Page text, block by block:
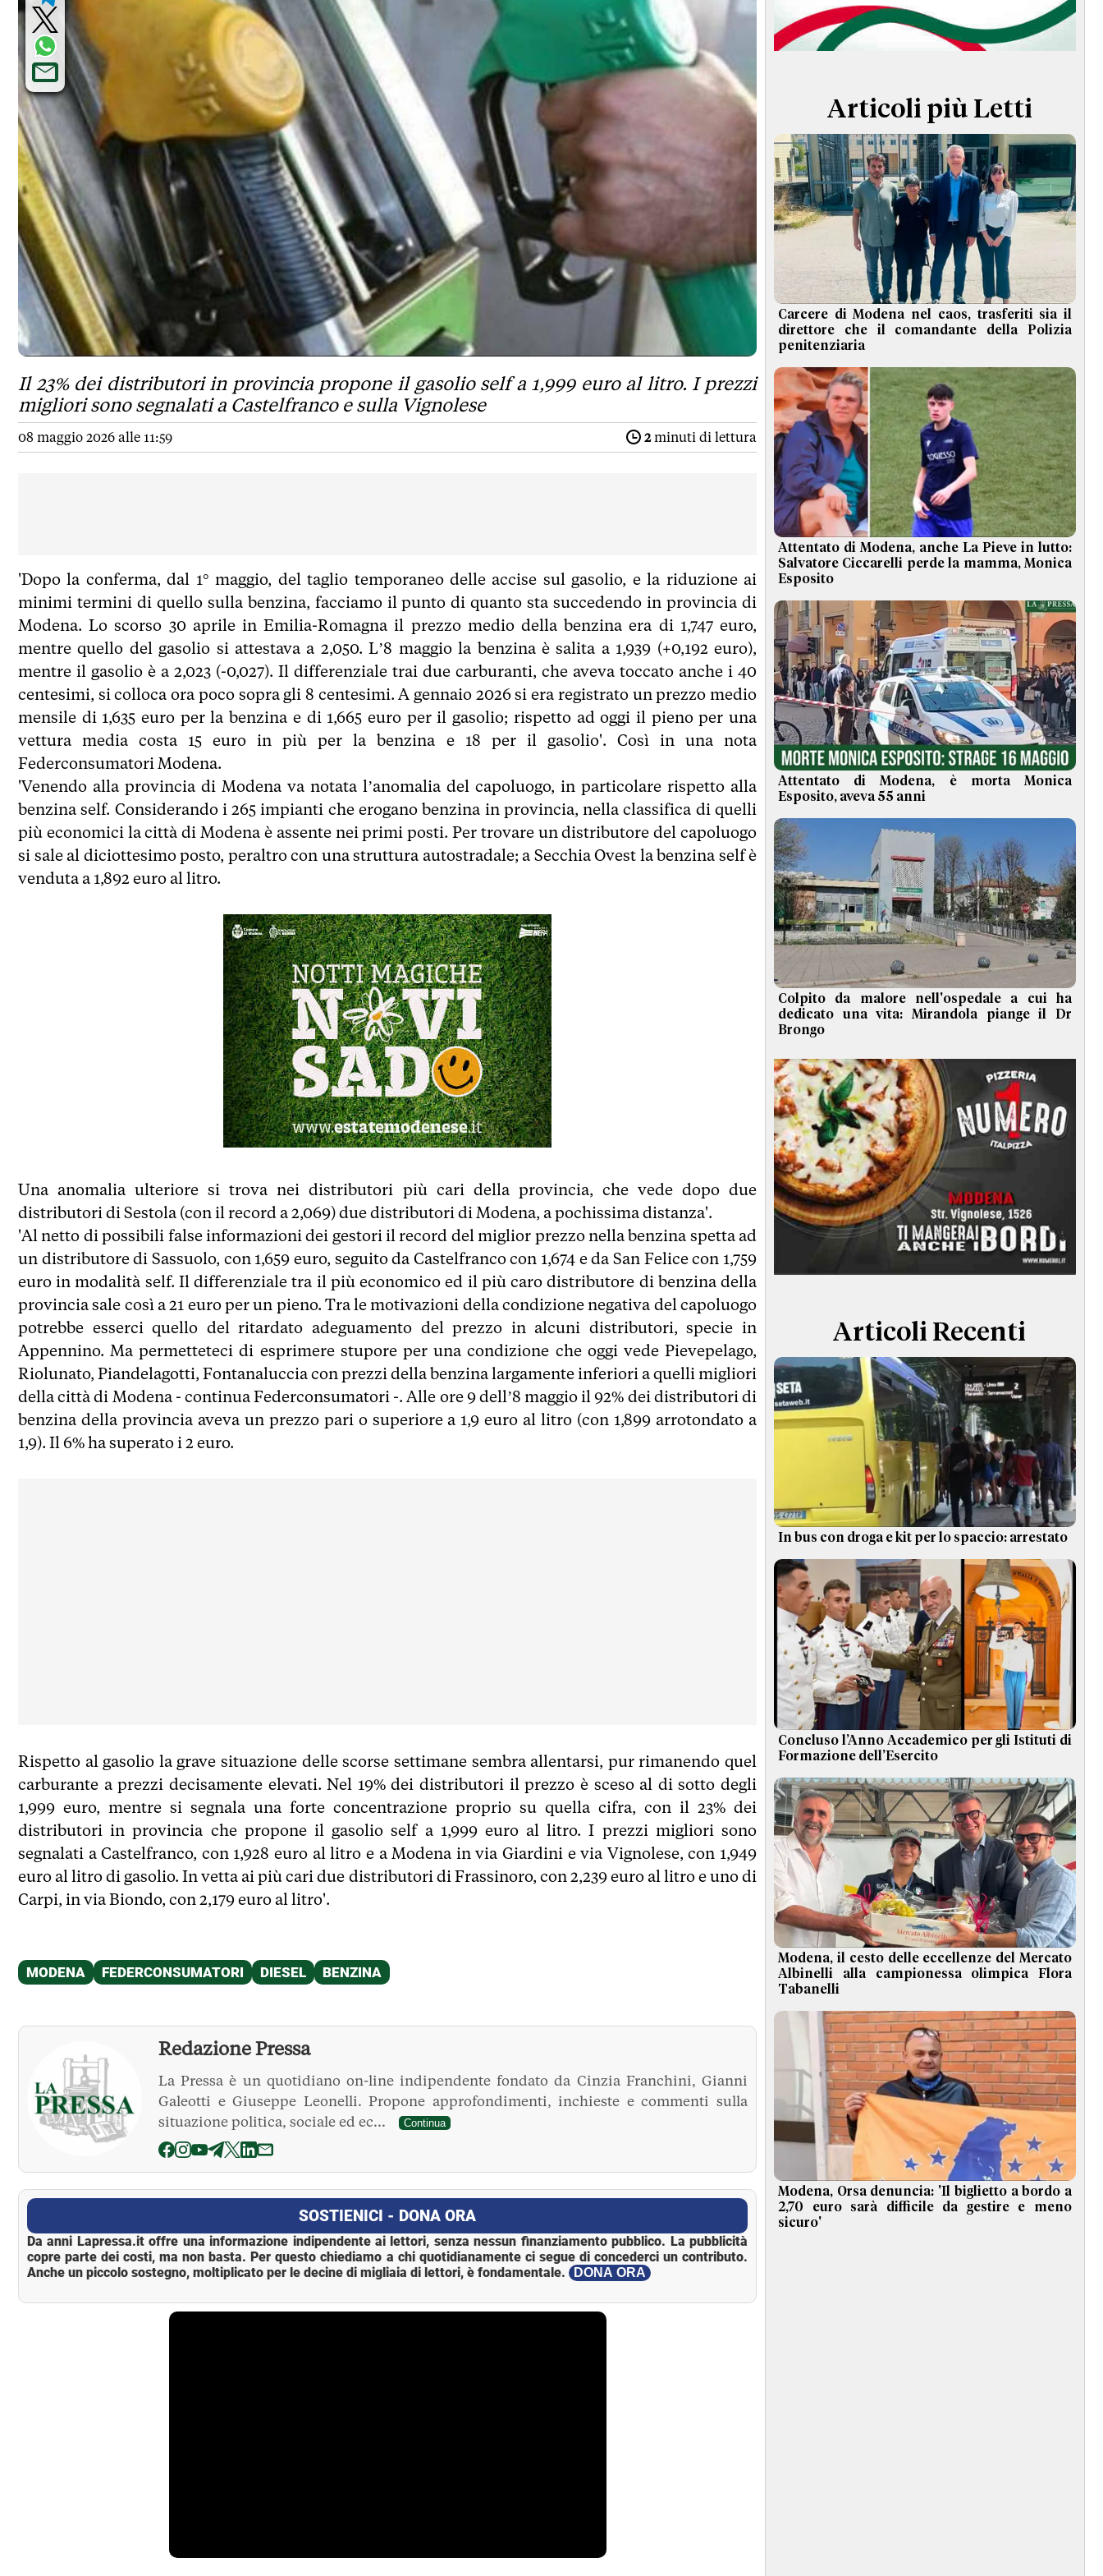
TERMINI e CONDIZIONI
Il 23% dei distributori in provincia propone il gasolio self a 1,999 euro al litro. I prezzi
migliori sono segnalati a Castelfranco e sulla Vignolese
08 maggio 2026 alle 11:59 2minuti di lettura
'Dopo la conferma, dal 1° maggio, del taglio temporaneo delle accise sul gasolio, e la riduzione ai
minimi termini di quello sulla benzina, facciamo il punto di quanto sta succedendo in provincia di
Modena. Lo scorso 30 aprile in Emilia-Romagna il prezzo medio della benzina era di 1,747 euro,
mentre quello del gasolio si attestava a 2,050. L’8 maggio la benzina è salita a 1,939 (+0,192 euro),
mentre il gasolio è a 2,023 (-0,027). Il differenziale trai due carburanti, che aveva toccato anche i 40
centesimi, si colloca ora poco sopra gli 8 centesimi. A gennaio 2026 si era registrato un prezzo medio
mensile di 1,635 euro per la benzina e di 1,665 euro per il gasolio; rispetto ad oggi il pieno per una
vettura media costa 15 euro in più per la benzina e 18 per il gasolio'. Così in una nota
Federconsumatori Modena.
'Venendo alla provincia di Modena va notata l’anomalia del capoluogo, in particolare rispetto alla
benzina self. Considerando i 265 impianti che erogano benzina in provincia, nella classifica di quelli
più economici la città di Modena è assente nei primi posti. Per trovare un distributore del capoluogo
si sale al diciottesimo posto, peraltro con una struttura autostradale; a Secchia Ovest la benzina self è
venduta a 1,892 euro al litro.
Una anomalia ulteriore si trova nei distributori più cari della provincia, che vede dopo due
distributori di Sestola (con il record a 2,069) due distributori di Modena, a pochissima distanza'.
'Al netto di possibili false informazioni dei gestori il record del miglior prezzo nella benzina spetta ad
un distributore di Sassuolo, con 1,659 euro, seguito da Castelfranco con 1,674 e da San Felice con 1,759
euro in modalità self. Il differenziale tra il più economico ed il più caro distributore di benzina della
provincia sale così a 21 euro per un pieno. Tra le motivazioni della condizione negativa del capoluogo
potrebbe esserci quello del ritardato adeguamento del prezzo in alcuni distributori, specie in
Appennino. Ma permetteteci di esprimere stupore per una condizione che oggi vede Pievepelago,
Riolunato, Piandelagotti, Fontanaluccia con prezzi della benzina largamente inferiori a quelli migliori
della città di Modena - continua Federconsumatori -. Alle ore 9 dell’8 maggio il 92% dei distributori di
benzina della provincia aveva un prezzo pari o superiore a 1,9 euro al litro (con 1,899 arrotondato a
1,9). Il 6% ha superato i 2 euro.
Rispetto al gasolio la grave situazione delle scorse settimane sembra allentarsi, pur rimanendo quel
carburante a prezzi decisamente elevati. Nel 19% dei distributori il prezzo è sceso al di sotto degli
1,999 euro, mentre si segnala una forte concentrazione proprio su quella cifra, con il 23% dei
distributori in provincia che propone il gasolio self a 1,999 euro al litro. I prezzi migliori sono
segnalati a Castelfranco, con 1,928 euro al litro e a Modena in via Giardini e via Vignolese, con 1,949
euro al litro di gasolio. In vetta ai più cari due distributori di Frassinoro, con 2,239 euro al litro e uno di
Carpi, in via Biondo, con 2,179 euro al litro'.
Redazione Pressa
La Pressa è un quotidiano on-line indipendente fondato da Cinzia Franchini, Gianni
Galeotti e Giuseppe Leonelli. Propone approfondimenti, inchieste e commenti sulla
situazione politica, sociale ed ec...
Continua
La Pressa
SOSTIENICI - DONA ORA
Da anni Lapressa.it offre una informazione indipendente ai lettori, senza nessun finanziamento pubblico. La pubblicità
copre parte dei costi, ma non basta. Per questo chiediamo a chi quotidianamente ci segue di concederci un contributo.
Anche un piccolo sostegno, moltiplicato per le decine di migliaia di lettori, è fondamentale.
DONA ORA
Articoli più Letti
Carcere di Modena nel caos, trasferiti sia il
direttore che il comandante della Polizia
penitenziaria
Attentato di Modena, anche La Pieve in lutto:
Salvatore Ciccarelli perde la mamma, Monica
Esposito
Attentato di Modena, è morta Monica
Esposito, aveva 55 anni
Colpito da malore nell'ospedale a cui ha
dedicato una vita: Mirandola piange il Dr
Brongo
Articoli Recenti
In bus con droga e kit per lo spaccio: arrestato
Concluso l’Anno Accademico per gli Istituti di
Formazione dell’Esercito
Modena, il cesto delle eccellenze del Mercato
Albinelli alla campionessa olimpica Flora
Tabanelli
Modena, Orsa denuncia: 'Il biglietto a bordo a
2,70 euro sarà difficile da gestire e meno
sicuro'